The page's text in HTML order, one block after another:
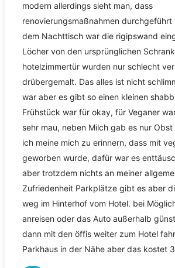
modern allerdings sieht man, dass
renovierungsmaßnahmen durchgeführt
dem Nachttisch war die rigipswand
Löcher von den ursprünglichen
hotelzimmertür wurden nur schlecht
drübergemalt. Das alles ist nicht
war aber es gibt so einen kleinen
Frühstück war für okay, für Veganer
sehr mau, neben Milch gab es nur
ich meine mich zu erinnern, dass mit
geworben wurde, dafür war es
aber trotzdem nichts an meiner
Zufriedenheit Parkplätze gibt es aber
weg im Hinterhof vom Hotel. bei
anreisen oder das Auto außerhalb
dann mit den öffis weiter zum Hotel
Parkhaus in der Nähe aber das kostet